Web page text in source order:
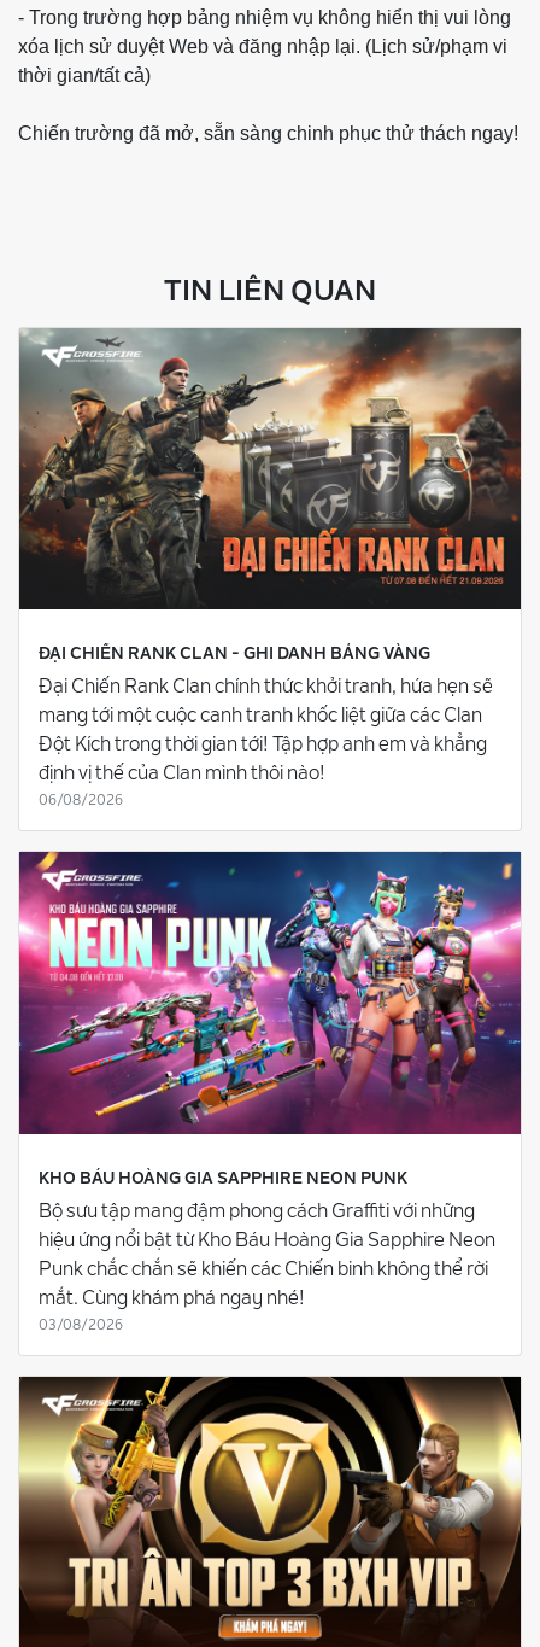
- Trong trường hợp bảng nhiệm vụ không hiển thị vui lòng
xóa lịch sử duyệt Web và đăng nhập lại. (Lịch sử/phạm vi
thời gian/tất cả)
Chiến trường đã mở, sẵn sàng chinh phục thử thách ngay!
TIN LIÊN QUAN
ĐẠI CHIẾN RANK CLAN - GHI DANH BẢNG VÀNG
Đại Chiến Rank Clan chính thức khởi tranh, hứa hẹn sẽ
mang tới một cuộc canh tranh khốc liệt giữa các Clan
Đột Kích trong thời gian tới! Tập hợp anh em và khẳng
định vị thế của Clan mình thôi nào!
06/08/2026
KHO BÁU HOÀNG GIA SAPPHIRE NEON PUNK
Bộ sưu tập mang đậm phong cách Graffiti với những
hiệu ứng nổi bật từ Kho Báu Hoàng Gia Sapphire Neon
Punk chắc chắn sẽ khiến các Chiến binh không thể rời
mắt. Cùng khám phá ngay nhé!
03/08/2026